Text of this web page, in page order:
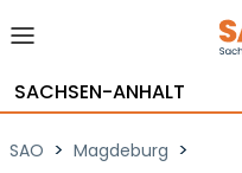
SACHSEN-ANHALT
SAO > Magdeburg >